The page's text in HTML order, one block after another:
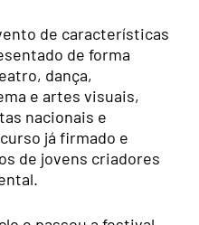
de características
de forma
dança,
e artes visuais,
nacionais e
já firmado e
de jovens criadores